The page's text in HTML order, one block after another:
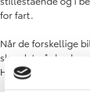
for fart.
Når de forskellige
sker det på den
Hillclimb til stor